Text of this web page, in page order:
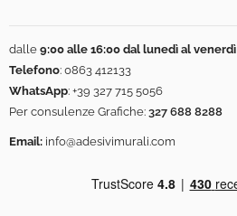
dalle 9:00 alle 16:00 dal lunedì al venerdì
Telefono: 0863 412133
WhatsApp: +39 327 715 5056
Per consulenze Grafiche: 327 688 8288
Email: info@adesivimurali.com